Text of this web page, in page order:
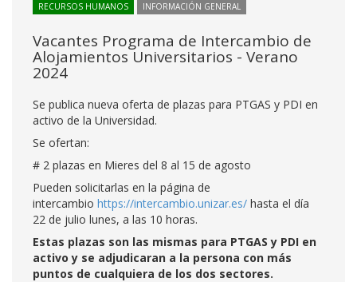
RECURSOS HUMANOS INFORMACIÓN GENERAL
Vacantes Programa de Intercambio de
Alojamientos Universitarios - Verano
2024
Se publica nueva oferta de plazas para PTGAS y PDI en
activo de la Universidad.
Se ofertan:
# 2 plazas en Mieres del 8 al 15 de agosto
Pueden solicitarlas en la página de
intercambio https://intercambio.unizar.es/ hasta el día
22 de julio lunes, a las 10 horas.
Estas plazas son las mismas para PTGAS y PDI en
activo y se adjudicaran a la persona con más
puntos de cualquiera de los dos sectores.